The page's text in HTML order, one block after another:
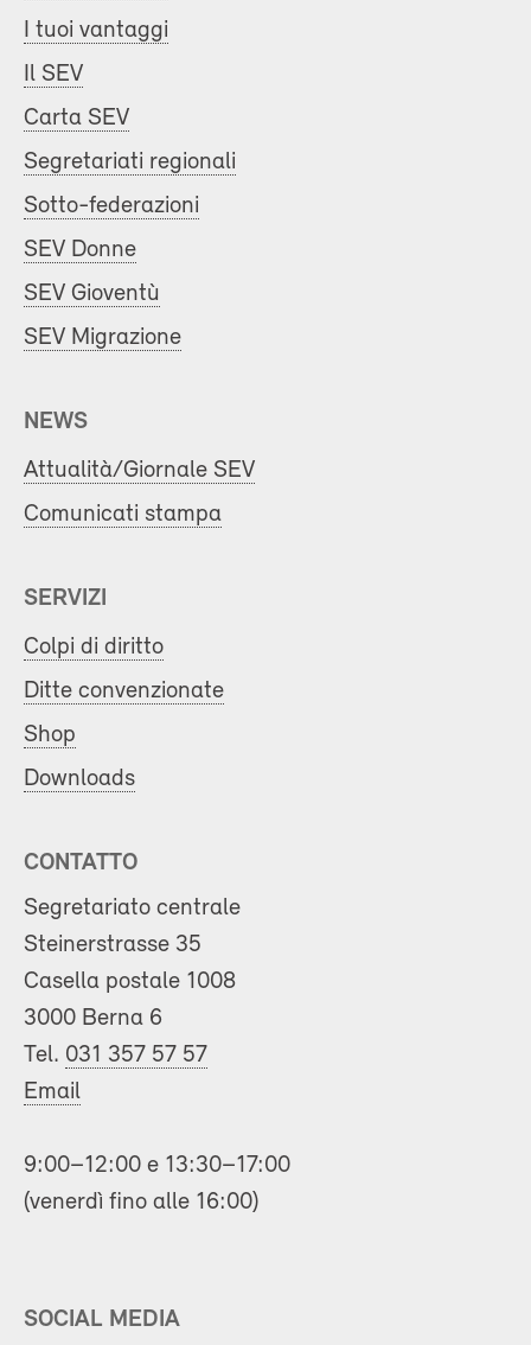
I tuoi vantaggi
Il SEV
Carta SEV
Segretariati regionali
Sotto-federazioni
SEV Donne
SEV Gioventù
SEV Migrazione
NEWS
Attualità/Giornale SEV
Comunicati stampa
SERVIZI
Colpi di diritto
Ditte convenzionate
Shop
Downloads
CONTATTO
Segretariato centrale
Steinerstrasse 35
Casella postale 1008
3000 Berna 6
Tel. 031 357 57 57
Email
9:00–12:00 e 13:30–17:00
(venerdì fino alle 16:00)
SOCIAL MEDIA